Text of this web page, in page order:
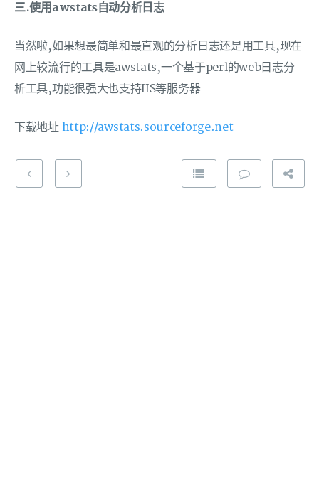
三.使用awstats自动分析日志
当然啦,如果想最简单和最直观的分析日志还是用工具,现在
网上较流行的工具是awstats,一个基于perl的web日志分
析工具,功能很强大也支持IIS等服务器
下载地址 http://awstats.sourceforge.net